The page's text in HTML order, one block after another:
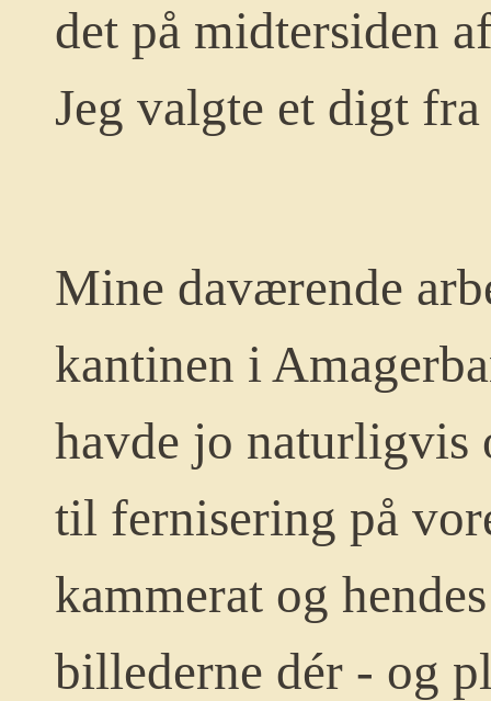
det på midtersiden
Jeg valgte et digt
Mine daværende
kantinen i
havde jo naturligvis
til fernisering på
kammerat og
billederne dér - og